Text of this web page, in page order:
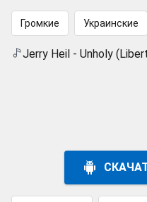
Громкие Украинские
Jerry Heil - Unholy